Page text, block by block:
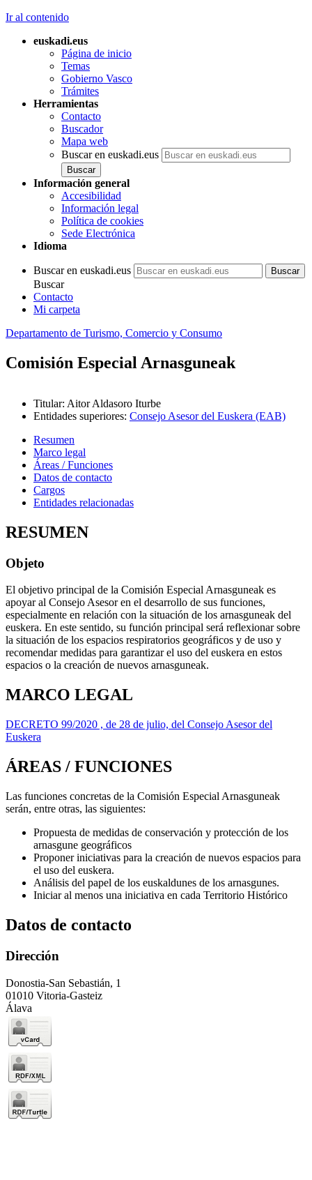
Ir al contenido
euskadi.eus
Página de inicio
Temas
Gobierno Vasco
Trámites
Herramientas
Contacto
Buscador
Mapa web
Buscar en euskadi.eus
Información general
Accesibilidad
Información legal
Política de cookies
Sede Electrónica
Idioma
Buscar en euskadi.eus
Buscar
Contacto
Mi carpeta
Departamento de Turismo, Comercio y Consumo
Comisión Especial Arnasguneak
Titular: Aitor Aldasoro Iturbe
Entidades superiores: Consejo Asesor del Euskera (EAB)
Resumen
Marco legal
Áreas / Funciones
Datos de contacto
Cargos
Entidades relacionadas
RESUMEN
Objeto
El objetivo principal de la Comisión Especial Arnasguneak es
apoyar al Consejo Asesor en el desarrollo de sus funciones,
especialmente en relación con la situación de los arnasguneak del
euskera. En este sentido, su función principal será reflexionar sobre
la situación de los espacios respiratorios geográficos y de uso y
recomendar medidas para garantizar el uso del euskera en estos
espacios o la creación de nuevos arnasguneak.
MARCO LEGAL
DECRETO 99/2020 , de 28 de julio, del Consejo Asesor del
Euskera
ÁREAS / FUNCIONES
Las funciones concretas de la Comisión Especial Arnasguneak
serán, entre otras, las siguientes:
Propuesta de medidas de conservación y protección de los
arnasgune geográficos
Proponer iniciativas para la creación de nuevos espacios para
el uso del euskera.
Análisis del papel de los euskaldunes de los arnasgunes.
Iniciar al menos una iniciativa en cada Territorio Histórico
Datos de contacto
Dirección
Donostia-San Sebastián, 1
01010 Vitoria-Gasteiz
Álava